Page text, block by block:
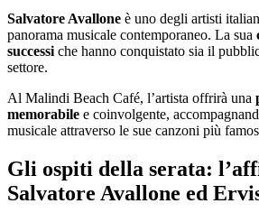
Salvatore Avallone è uno degli artisti
panorama musicale contemporaneo. La sua
successi che hanno conquistato sia il
settore.
Al Malindi Beach Café, l’artista offrirà una
memorabile e coinvolgente,
musicale attraverso le sue canzoni più
Gli ospiti della serata:
Salvatore Avallone ed